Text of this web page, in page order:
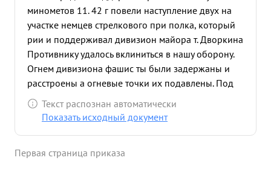
минометов 11. 42 г повели наступление двух на
участке немцев стрелкового при полка, который
рии и поддерживал дивизион майора т. Дворкина
Противнику удалось вклиниться в нашу оборону.
Огнем дивизиона фашис ты были задержаны и
расстроены а огневые точки их подавлены. Под
прикрыти для огня дивизиона наша пехота
перешла в контратаку и от бросила противника
боевые порядки нашей пехоты Группа
Текст распознан автоматически
Показать исходный документ
Первая страница приказа